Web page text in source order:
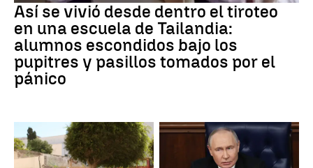
Así se vivió desde dentro el tiroteo
en una escuela de Tailandia:
alumnos escondidos bajo los
pupitres y pasillos tomados por el
pánico